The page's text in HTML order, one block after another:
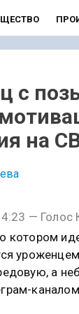
с
на
— Голос
котором
а